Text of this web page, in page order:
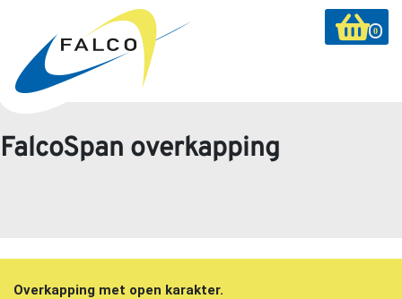
FalcoSpan overkapping
Overkapping met open karakter.
0